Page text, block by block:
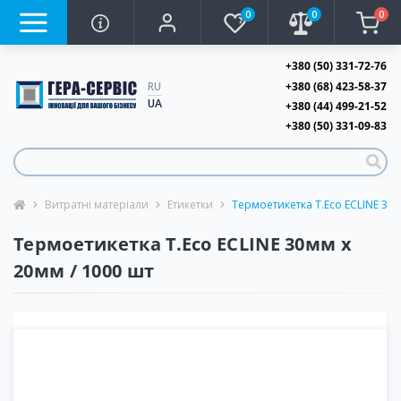
0 0 0
RU
UA
+380 (50) 331-72-76
+380 (68) 423-58-37
+380 (44) 499-21-52
+380 (50) 331-09-83
Витратні матеріали Етикетки Термоетикетка T.Eco ECLINE
Термоетикетка T.Eco ECLINE 30мм х
20мм / 1000 шт